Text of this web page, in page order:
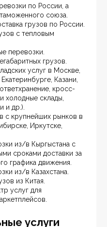
по России, а
союза.
грузов по России.
с тепловым
перевозки.
грузов.
услуг в Москве,
Казани,
кросс-
холодные склады,
и др.).
с крупнейших рынков в
Иркутске,
из/в Кыргыстана с
сроками доставки за
графика движения.
из/в Казахстана.
из Китая.
услуг для
услуги